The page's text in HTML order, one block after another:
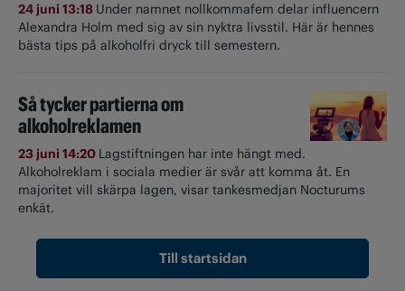
24 juni 13:18 Under namnet nollkommafem delar influencern
Alexandra Holm med sig av sin nyktra livsstil. Här är hennes
bästa tips på alkoholfri dryck till semestern.
Så tycker partierna om
alkoholreklamen
23 juni 14:20 Lagstiftningen har inte hängt med.
Alkoholreklam i sociala medier är svår att komma åt. En
majoritet vill skärpa lagen, visar tankesmedjan Nocturums
enkät.
Till startsidan